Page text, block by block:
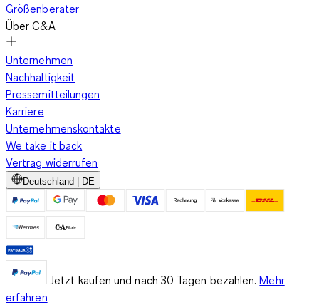
Größenberater
Über C&A
Unternehmen
Nachhaltigkeit
Pressemitteilungen
Karriere
Unternehmenskontakte
We take it back
Vertrag widerrufen
Deutschland | DE
Jetzt kaufen und nach 30 Tagen bezahlen. Mehr
erfahren